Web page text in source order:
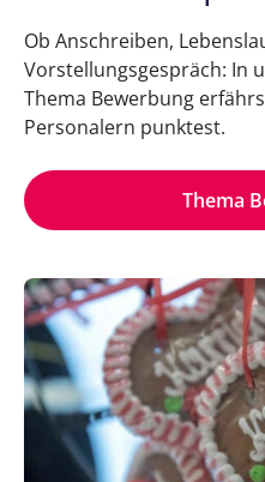
Ob Anschreiben,
Vorstellungsgespräch: In
Thema Bewerbung
Personalern punktest.
Thema